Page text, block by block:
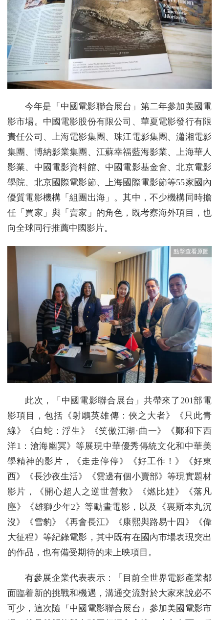
今年是「中國電影聯合展台」第二年參加美國電
影市場。中國電影股份有限公司、華夏電影發行有限
責任公司、上海電影集團、珠江電影集團、瀟湘電影
集團、博納影業集團、江蘇幸福藍海影業、上海華人
影業、中國電影資料館、中國電影基金會、北京電影
學院、北京國際電影節、上海國際電影節等55家國內
優質電影機構「組團出海」。其中，不少機構同時擔
任「買家」與「賣家」的角色，既考察海外項目，也
向全球同行推薦中國影片。
此次，「中國電影聯合展台」共帶來了201部電
影項目，包括《射鵰英雄傳：俠之大者》《只此青
綠》《白蛇：浮生》《笑傲江湖·曲一》《鄭和下西
洋1：滄海幽冥》等展現中華優秀傳統文化和中華美
學精神的影片，《走走停停》《好工作！》《好東
西》《長沙夜生活》《雲邊有個小賣部》等現實題材
影片，《開心超人之逆世營救》《燃比娃》《落凡
塵》《雄獅少年2》等動畫電影，以及《裏斯本丸沉
沒》《雪豹》《再會長江》《康熙與路易十四》《偉
大征程》等紀錄電影，其中既有在國內市場表現突出
的作品，也有備受期待的未上映項目。
有參展企業代表表示：「目前全世界電影產業都
面臨着新的挑戰和機遇，溝通交流對於大家來說必不
可少，這次隨『中國電影聯合展台』參加美國電影市